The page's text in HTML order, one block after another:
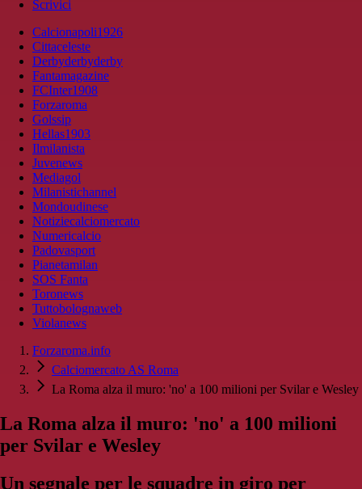
Scrivici
Calcionapoli1926
Cittaceleste
Derbyderbyderby
Fantamagazine
FCInter1908
Forzaroma
Golssip
Hellas1903
Ilmilanista
Juvenews
Mediagol
Milanistichannel
Mondoudinese
Notiziecalciomercato
Numericalcio
Padovasport
Pianetamilan
SOS Fanta
Toronews
Tuttobolognaweb
Violanews
Forzaroma.info
Calciomercato AS Roma
La Roma alza il muro: 'no' a 100 milioni per Svilar e Wesley
La Roma alza il muro: 'no' a 100 milioni
per Svilar e Wesley
Un segnale per le squadre in giro per